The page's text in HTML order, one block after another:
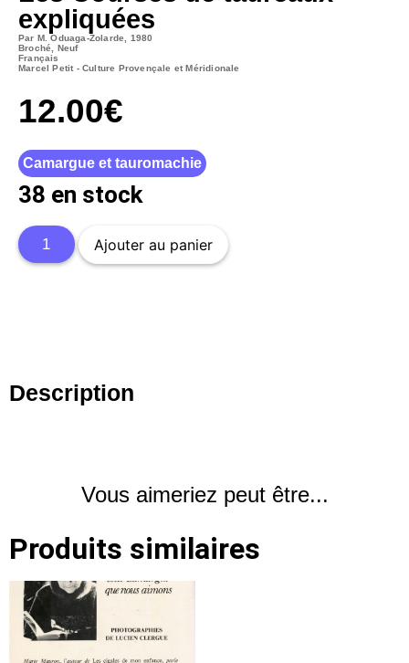
expliquées
Par M. Oduaga-Zolarde, 1980
Broché, Neuf
Français
Marcel Petit - Culture Provençale et Méridionale
12.00€
Camargue et tauromachie
38 en stock
Ajouter au panier
Description
Vous aimeriez peut être...
Produits similaires